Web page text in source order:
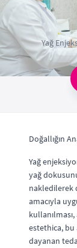
Yağ
Doğallığın
Yağ
yağ
nakledilerek
amacıyla
estethica,
dayanan